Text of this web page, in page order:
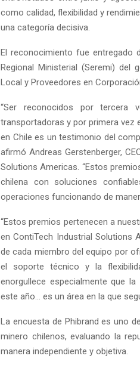
como calidad, flexibilidad y
una categoría decisiva.
El reconocimiento fue entregado
Regional Ministerial (Seremi) del
Local y Proveedores en
“Ser reconocidos por tercera
transportadoras y por primera vez
en Chile es un testimonio del
afirmó Andreas Gerstenberger,
Solutions Americas. “Estos
chilena con soluciones
operaciones funcionando de
“Estos premios pertenecen a
en ContiTech Industrial Solutions
de cada miembro del equipo por
el soporte técnico y la
enorgullece especialmente que
este año… es un área en la que
La encuesta de Phibrand es uno
minero chilenos, evaluando la
manera independiente y objetiva.